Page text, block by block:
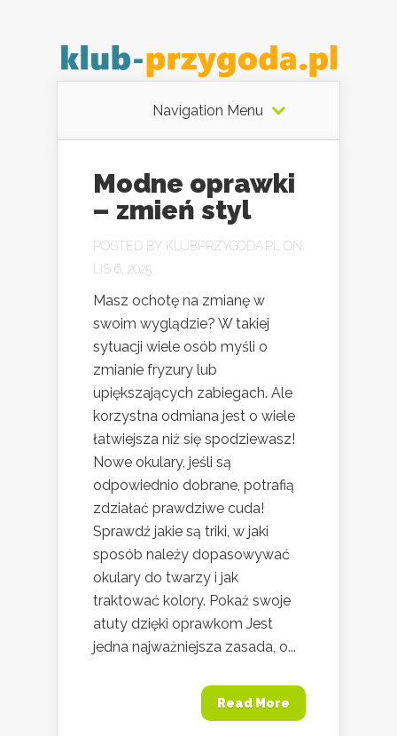
Navigation Menu
Modne oprawki
– zmień styl
POSTED BY KLUBPRZYGODA.PL
ON
LIS 6, 2025
Masz ochotę na zmianę w
swoim wyglądzie? W takiej
sytuacji wiele osób myśli o
zmianie fryzury lub
upiększających zabiegach. Ale
korzystna odmiana jest o wiele
łatwiejsza niż się spodziewasz!
Nowe okulary, jeśli są
odpowiednio dobrane, potrafią
zdziałać prawdziwe cuda!
Sprawdź jakie są triki, w jaki
sposób należy dopasowywać
okulary do twarzy i jak
traktować kolory. Pokaż swoje
atuty dzięki oprawkom Jest
jedna najważniejsza zasada, o...
Read More